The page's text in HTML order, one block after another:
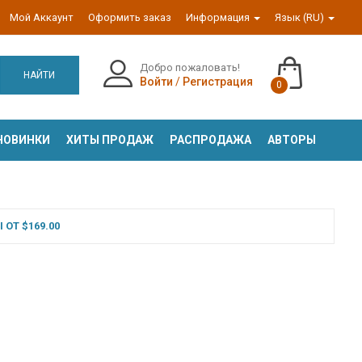
Мой Аккаунт Оформить заказ Информация Язык (RU)
НАЙТИ
Добро пожаловать!
Войти / Регистрация 0
ХИТЫ ПРОДАЖ РАСПРОДАЖА АВТОРЫ
$169.00